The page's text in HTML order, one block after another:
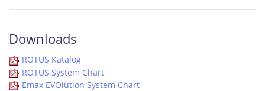
Downloads
ROTUS Katalog
ROTUS System Chart
Emax EVOlution System Chart